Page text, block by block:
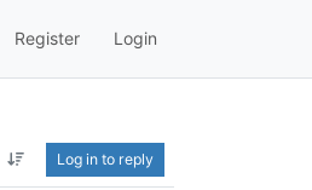
Register Login
Log in to reply